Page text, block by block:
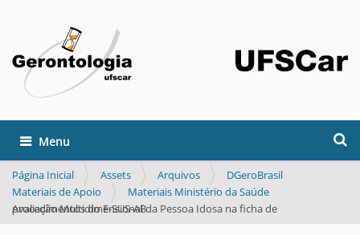
Busca Avançada…
Toggle navigation
Página Inicial Assets Arquivos
DGeroBrasil
Materiais de Apoio
Materiais Ministério da Saúde
Avaliação Multidimensional da Pessoa Idosa na ficha de procedimentos do E-SUS-AB